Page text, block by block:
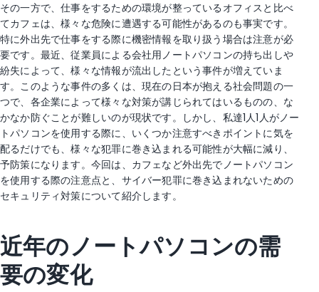
その一方で、仕事をするための環境が整っているオフィスと比べ
てカフェは、様々な危険に遭遇する可能性があるのも事実です。
特に外出先で仕事をする際に機密情報を取り扱う場合は注意が必
要です。最近、従業員による会社用ノートパソコンの持ち出しや
紛失によって、様々な情報が流出したという事件が増えていま
す。このような事件の多くは、現在の日本が抱える社会問題の一
つで、各企業によって様々な対策が講じられてはいるものの、な
かなか防ぐことが難しいのが現状です。しかし、私達1人1人がノー
トパソコンを使用する際に、いくつか注意すべきポイントに気を
配るだけでも、様々な犯罪に巻き込まれる可能性が大幅に減り、
予防策になります。今回は、カフェなど外出先でノートパソコン
を使用する際の注意点と、サイバー犯罪に巻き込まれないための
セキュリティ対策について紹介します。
近年のノートパソコンの需
要の変化